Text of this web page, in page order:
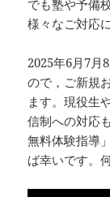
でも塾や予備
様々なご対応
2025年6月7月
ので，ご新規
ます。現役生
信制への対応
無料体験指導
ば幸いです。